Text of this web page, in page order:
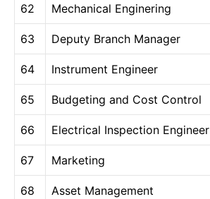
62 Mechanical Enginering
63 Deputy Branch Manager
64 Instrument Engineer
65 Budgeting and Cost Control
66 Electrical Inspection Engineer
67 Marketing
68 Asset Management